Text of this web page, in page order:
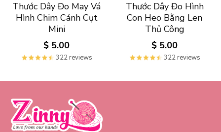
Thước Dây Đo May Vá
Hình Chim Cánh Cụt
Mini
$ 5.00
322 reviews
Thước Dây Đo Hình
Con Heo Bằng Len
Thủ Công
$ 5.00
322 reviews